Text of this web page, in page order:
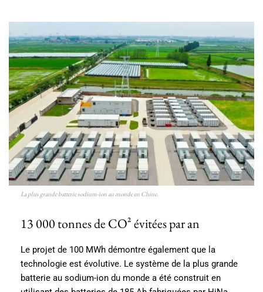
La plus grande batterie sodium-ion au monde en Chine.
13 000 tonnes de CO² évitées par an
Le projet de 100 MWh démontre également que la
technologie est évolutive. Le système de la plus grande
batterie au sodium-ion du monde a été construit en